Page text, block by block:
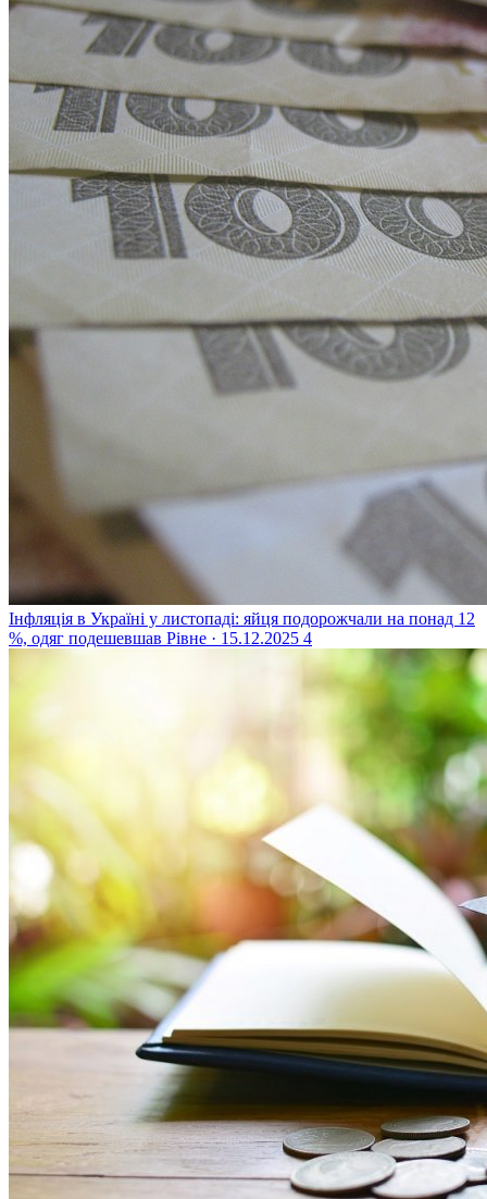
Інфляція в Україні у листопаді: яйця подорожчали на понад 12
%, одяг подешевшав Рівне · 15.12.2025 4